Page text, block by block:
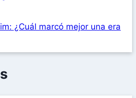
¿Cuál marcó mejor una era